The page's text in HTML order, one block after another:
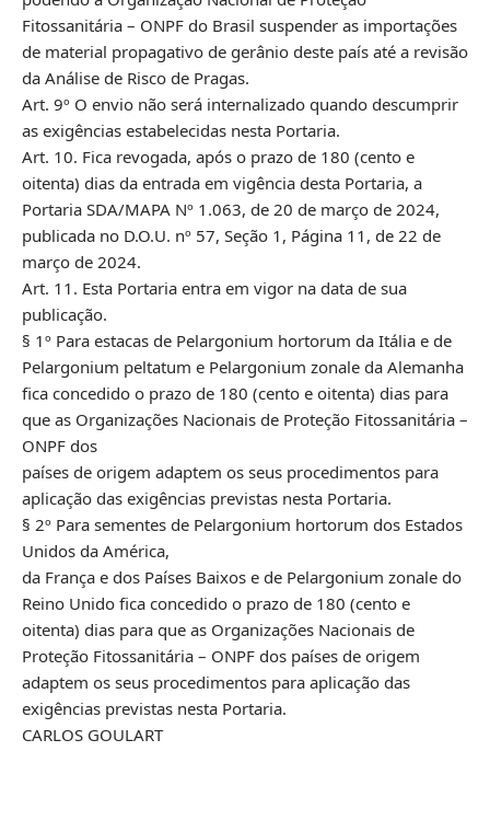
Fitossanitária – ONPF do Brasil suspender as importações
de material propagativo de gerânio deste país até a revisão
da Análise de Risco de Pragas.
Art. 9º O envio não será internalizado quando descumprir
as exigências estabelecidas nesta Portaria.
Art. 10. Fica revogada, após o prazo de 180 (cento e
oitenta) dias da entrada em vigência desta Portaria, a
Portaria SDA/MAPA Nº 1.063, de 20 de março de 2024,
publicada no D.O.U. nº 57, Seção 1, Página 11, de 22 de
março de 2024.
Art. 11. Esta Portaria entra em vigor na data de sua
publicação.
§ 1º Para estacas de Pelargonium hortorum da Itália e de
Pelargonium peltatum e Pelargonium zonale da Alemanha
fica concedido o prazo de 180 (cento e oitenta) dias para
que as Organizações Nacionais de Proteção Fitossanitária –
ONPF dos
países de origem adaptem os seus procedimentos para
aplicação das exigências previstas nesta Portaria.
§ 2º Para sementes de Pelargonium hortorum dos Estados
Unidos da América,
da França e dos Países Baixos e de Pelargonium zonale do
Reino Unido fica concedido o prazo de 180 (cento e
oitenta) dias para que as Organizações Nacionais de
Proteção Fitossanitária – ONPF dos países de origem
adaptem os seus procedimentos para aplicação das
exigências previstas nesta Portaria.
CARLOS GOULART